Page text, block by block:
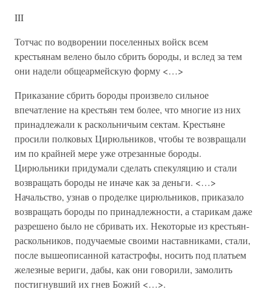
III
Тотчас по водворении поселенных войск всем
крестьянам велено было сбрить бороды, и вслед за тем
они надели общеармейскую форму <…>
Приказание сбрить бороды произвело сильное
впечатление на крестьян тем более, что многие из них
принадлежали к раскольничьим сектам. Крестьяне
просили полковых Цирюльников, чтобы те возвращали
им по крайней мере уже отрезанные бороды.
Цирюльники придумали сделать спекуляцию и стали
возвращать бороды не иначе как за деньги. <…>
Начальство, узнав о проделке цирюльников, приказало
возвращать бороды по принадлежности, а старикам даже
разрешено было не сбривать их. Некоторые из крестьян-
раскольников, подучаемые своими наставниками, стали,
после вышеописанной катастрофы, носить под платьем
железные вериги, дабы, как они говорили, замолить
постигнувший их гнев Божий <…>.